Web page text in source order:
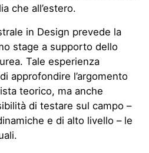
che all’estero.
in Design prevede la
stage a supporto dello
Tale esperienza
approfondire l’argomento
teorico, ma anche
di testare sul campo –
e di alto livello – le